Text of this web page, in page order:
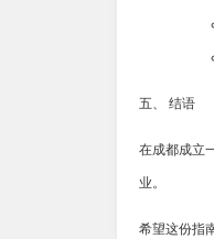
五、 结语
在成都成立
业。
希望这份指